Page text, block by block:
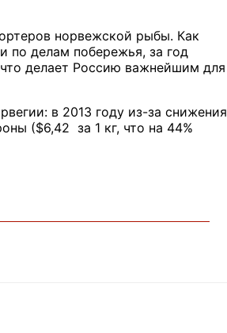
норвежской рыбы. Как
по делам побережья, за год
делает Россию важнейшим для
в 2013 году из-за снижения
($6,42 за 1 кг, что на 44%